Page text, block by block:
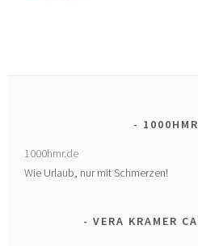
1000hmr.de
Wie Urlaub, nur mit Schmerzen!
VERA KRAMER